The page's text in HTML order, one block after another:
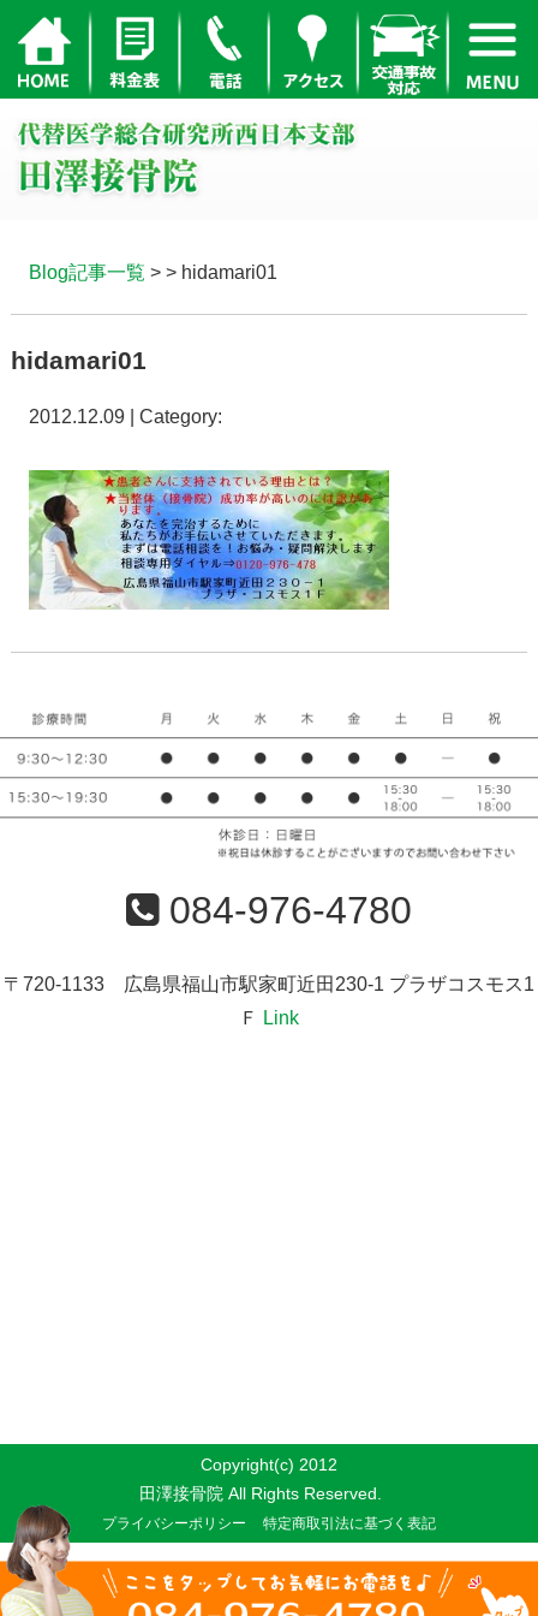
Blog記事一覧 > > hidamari01
hidamari01
2012.12.09 | Category:
084-976-4780
〒720-1133 広島県福山市駅家町近田230-1 プラザコスモス1
Ｆ
Link
Copyright(c) 2012
田澤接骨院 All Rights Reserved.
プライバシーポリシー 特定商取引法に基づく表記